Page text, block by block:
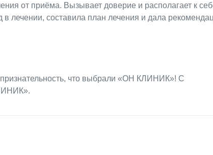
от приёма. Вызывает доверие и располагает к
лечении, составила план лечения и дала
что выбрали «ОН КЛИНИК»! С